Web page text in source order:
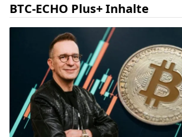
BTC-ECHO Plus+ Inhalte